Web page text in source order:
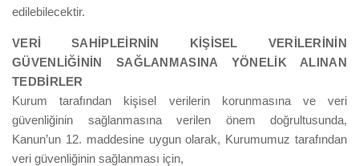
edilebilecektir.
VERİ SAHİPLEİRNİN KİŞİSEL VERİLERİNİN
GÜVENLİĞİNİN SAĞLANMASINA YÖNELİK ALINAN
TEDBİRLER
Kurum tarafından kişisel verilerin korunmasına ve veri
güvenliğinin sağlanmasına verilen önem doğrultusunda,
Kanun’un 12. maddesine uygun olarak, Kurumumuz tarafından
veri güvenliğinin sağlanması için,